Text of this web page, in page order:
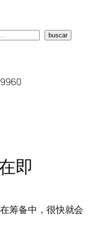
buscar
即
筹备中，很快就会